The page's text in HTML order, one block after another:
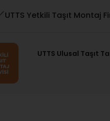
UTTS Yetkili Taşıt Montaj
UTTS Ulusal Taşıt